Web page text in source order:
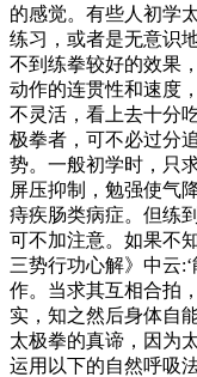
的感觉。有些人初学
练习，或者是无意识
不到练拳较好的效果
动作的连贯性和速度
不灵活，看上去十分
极拳者，可不必过分
势。一般初学时，只
屏压抑制，勉强使气
痔疾肠类病症。但练
可不加注意。如果不
三势行功心解》中云
作。当求其互相合拍
实，知之然后身体自
太极拳的真谛，因为
运用以下的自然呼吸